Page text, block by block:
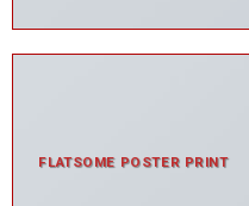
FLATSOME POSTER PRINT